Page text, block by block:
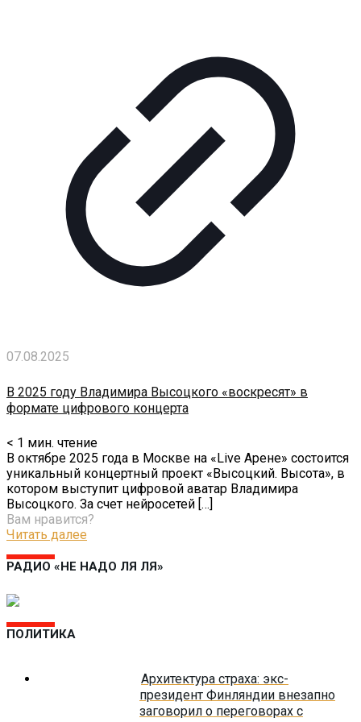
07.08.2025
В 2025 году Владимира Высоцкого «воскресят» в
формате цифрового концерта
< 1 мин. чтение
В октябре 2025 года в Москве на «Live Арене» состоится
уникальный концертный проект «Высоцкий. Высота», в
котором выступит цифровой аватар Владимира
Высоцкого. За счет нейросетей […]
Вам нравится?
Читать далее
РАДИО «НЕ НАДО ЛЯ ЛЯ»
ПОЛИТИКА
Архитектура страха: экс-
президент Финляндии внезапно
заговорил о переговорах с